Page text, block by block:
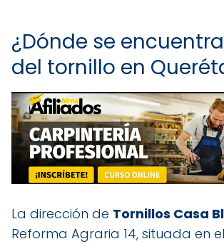
¿Dónde se
del tornillo en
La dirección de Tornillos Casa
Reforma Agraria 14, situada en